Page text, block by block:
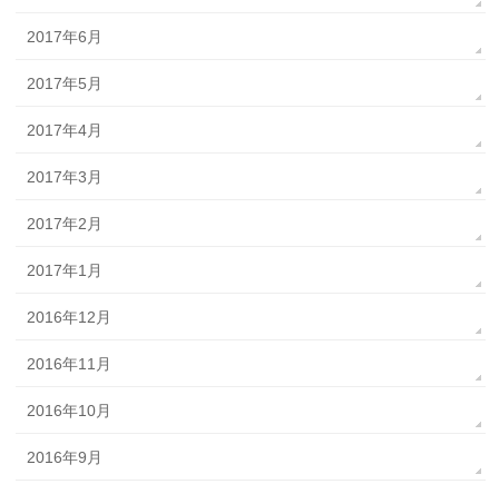
2017年6月
2017年5月
2017年4月
2017年3月
2017年2月
2017年1月
2016年12月
2016年11月
2016年10月
2016年9月